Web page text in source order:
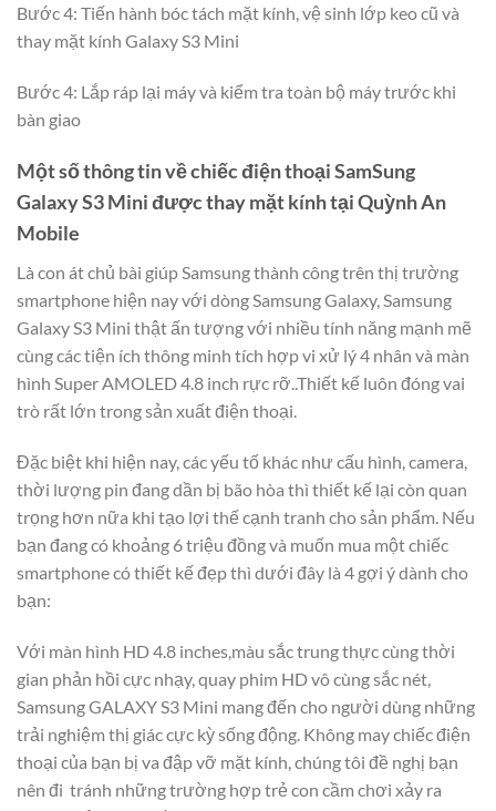
Bước 4: Tiến hành bóc tách mặt kính, vệ sinh lớp keo cũ và
thay mặt kính Galaxy S3 Mini
Bước 4: Lắp ráp lại máy và kiểm tra toàn bộ máy trước khi
bàn giao
Một số thông tin về chiếc điện thoại SamSung
Galaxy S3 Mini được thay mặt kính tại Quỳnh An
Mobile
Là con át chủ bài giúp Samsung thành công trên thị trường
smartphone hiện nay với dòng Samsung Galaxy, Samsung
Galaxy S3 Mini thật ấn tượng với nhiều tính năng mạnh mẽ
cùng các tiện ích thông minh tích hợp vi xử lý 4 nhân và màn
hình Super AMOLED 4.8 inch rực rỡ..Thiết kế luôn đóng vai
trò rất lớn trong sản xuất điện thoại.
Đặc biệt khi hiện nay, các yếu tố khác như cấu hình, camera,
thời lượng pin đang dần bị bão hòa thì thiết kế lại còn quan
trọng hơn nữa khi tạo lợi thế cạnh tranh cho sản phẩm. Nếu
bạn đang có khoảng 6 triệu đồng và muốn mua một chiếc
smartphone có thiết kế đẹp thì dưới đây là 4 gợi ý dành cho
bạn:
Với màn hình HD 4.8 inches,màu sắc trung thực cùng thời
gian phản hồi cực nhạy, quay phim HD vô cùng sắc nét,
Samsung GALAXY S3 Mini mang đến cho người dùng những
trải nghiệm thị giác cực kỳ sống động. Không may chiếc điện
thoại của bạn bị va đập vỡ mặt kính, chúng tôi đề nghị bạn
nên đi tránh những trường hợp trẻ con cầm chơi xảy ra